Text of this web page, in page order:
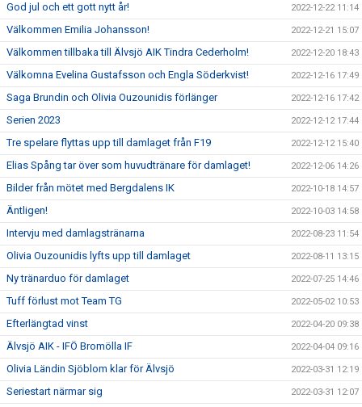
God jul och ett gott nytt år! 2022-12-22 11:14
Välkommen Emilia Johansson! 2022-12-21 15:07
Välkommen tillbaka till Älvsjö AIK Tindra Cederholm! 2022-12-20 18:43
Välkomna Evelina Gustafsson och Engla Söderkvist! 2022-12-16 17:49
Saga Brundin och Olivia Ouzounidis förlänger 2022-12-16 17:42
Serien 2023 2022-12-12 17:44
Tre spelare flyttas upp till damlaget från F19 2022-12-12 15:40
Elias Spång tar över som huvudtränare för damlaget! 2022-12-06 14:26
Bilder från mötet med Bergdalens IK 2022-10-18 14:57
Äntligen! 2022-10-03 14:58
Intervju med damlagstränarna 2022-08-23 11:54
Olivia Ouzounidis lyfts upp till damlaget 2022-08-11 13:15
Ny tränarduo för damlaget 2022-07-25 14:46
Tuff förlust mot Team TG 2022-05-02 10:53
Efterlängtad vinst 2022-04-20 09:38
Älvsjö AIK - IFÖ Bromölla IF 2022-04-04 09:16
Olivia Ländin Sjöblom klar för Älvsjö 2022-03-31 12:19
Seriestart närmar sig 2022-03-31 12:07